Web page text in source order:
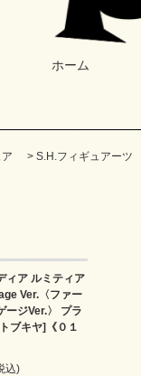
ホーム
> S.H.フィギュアーツ
ィア ルミティア
Ver.〈ファー
ージVer.〉 プラ
ブキヤ]《０１
込)